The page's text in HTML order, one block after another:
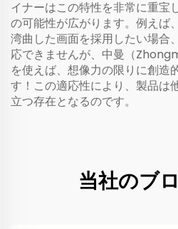
イナーはこの特性を非常に重宝
の可能性が広がります。例えば
湾曲した画面を採用したい場合
応できませんが、中曼（
を使えば、想像力の限りに創造
す！この適応性により、製品は
立つ存在となるのです。
当社のブ